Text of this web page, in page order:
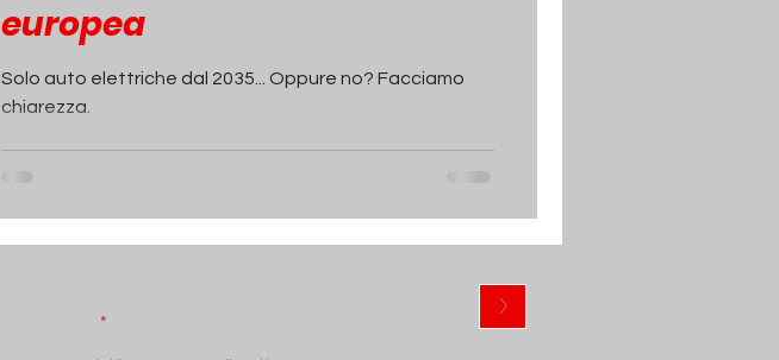
europea
Solo auto elettriche dal 2035... Oppure no? Facciamo
chiarezza.
>